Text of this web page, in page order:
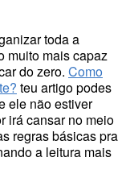
toda a
muito mais capaz
do zero. Como
teu artigo podes
ele não estiver
irá cansar no meio
regras básicas pra
a leitura mais